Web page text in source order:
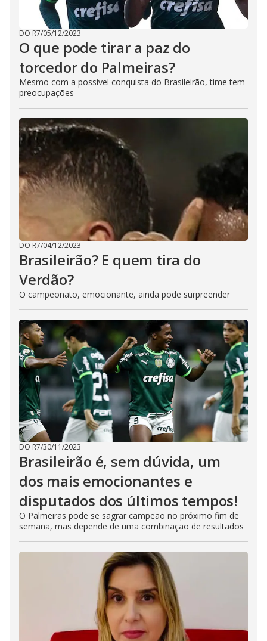
DO R7/05/12/2023
O que pode tirar a paz do
torcedor do Palmeiras?
Mesmo com a possível conquista do Brasileirão, time tem
preocupações
DO R7/04/12/2023
Brasileirão? E quem tira do
Verdão?
O campeonato, emocionante, ainda pode surpreender
DO R7/30/11/2023
Brasileirão é, sem dúvida, um
dos mais emocionantes e
disputados dos últimos tempos!
O Palmeiras pode se sagrar campeão no próximo fim de
semana, mas depende de uma combinação de resultados